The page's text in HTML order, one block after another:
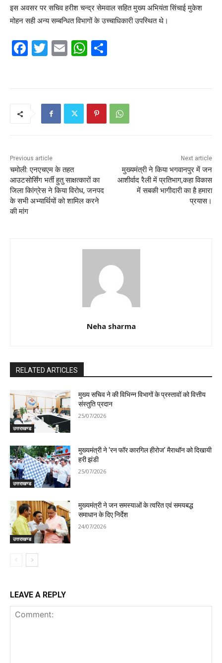
इस अवसर पर सचिव हरीश चन्द्र सेमवाल सहित मुख्य अभियंता सिंचाई मुकेश
मोहन सही अन्य सम्बन्धित विभागों के उच्चाधिकारी उपस्थित थे।
F
k
T
E
W
A
p
Previous article
चमोली: एनएचएम के तहत
आउटसोर्सिंग भर्ती हुतु साक्षत्कारों का
जिला किांग्रेस ने किया विरोध, जनपद
के सभी अभ्यार्थियों को शामिल करने
की मांग
Next article
मुख्यमंत्री ने किया भगवानपुर में जन
आशीर्वाद रैली में प्रतिभाग,कहा विकास
में सबकी भागीदारी का है हमारा
प्रयास।
Neha sharma
RELATED ARTICLES
उत्तराखण्ड
मुख्य सचिव ने की विभिन्न विभागों के प्रस्तावों को वित्तीय
संस्तुति प्रदान
25/07/2026
उत्तराखण्ड
मुख्यमंत्री ने ‘रन फॉर कारगिल हीरोज’ मैराथॉन को दिखायी
हरी झंडी
25/07/2026
उत्तराखण्ड
मुख्यमंत्री ने जन समस्याओं के त्वरित एवं समयबद्ध
समाधान के दिए निर्देश
24/07/2026
LEAVE A REPLY